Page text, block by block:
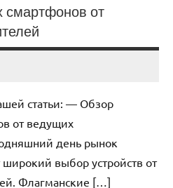
смартфонов от
статьи: — Обзор
от ведущих
день рынок
выбор устройств от
Флагманские […]